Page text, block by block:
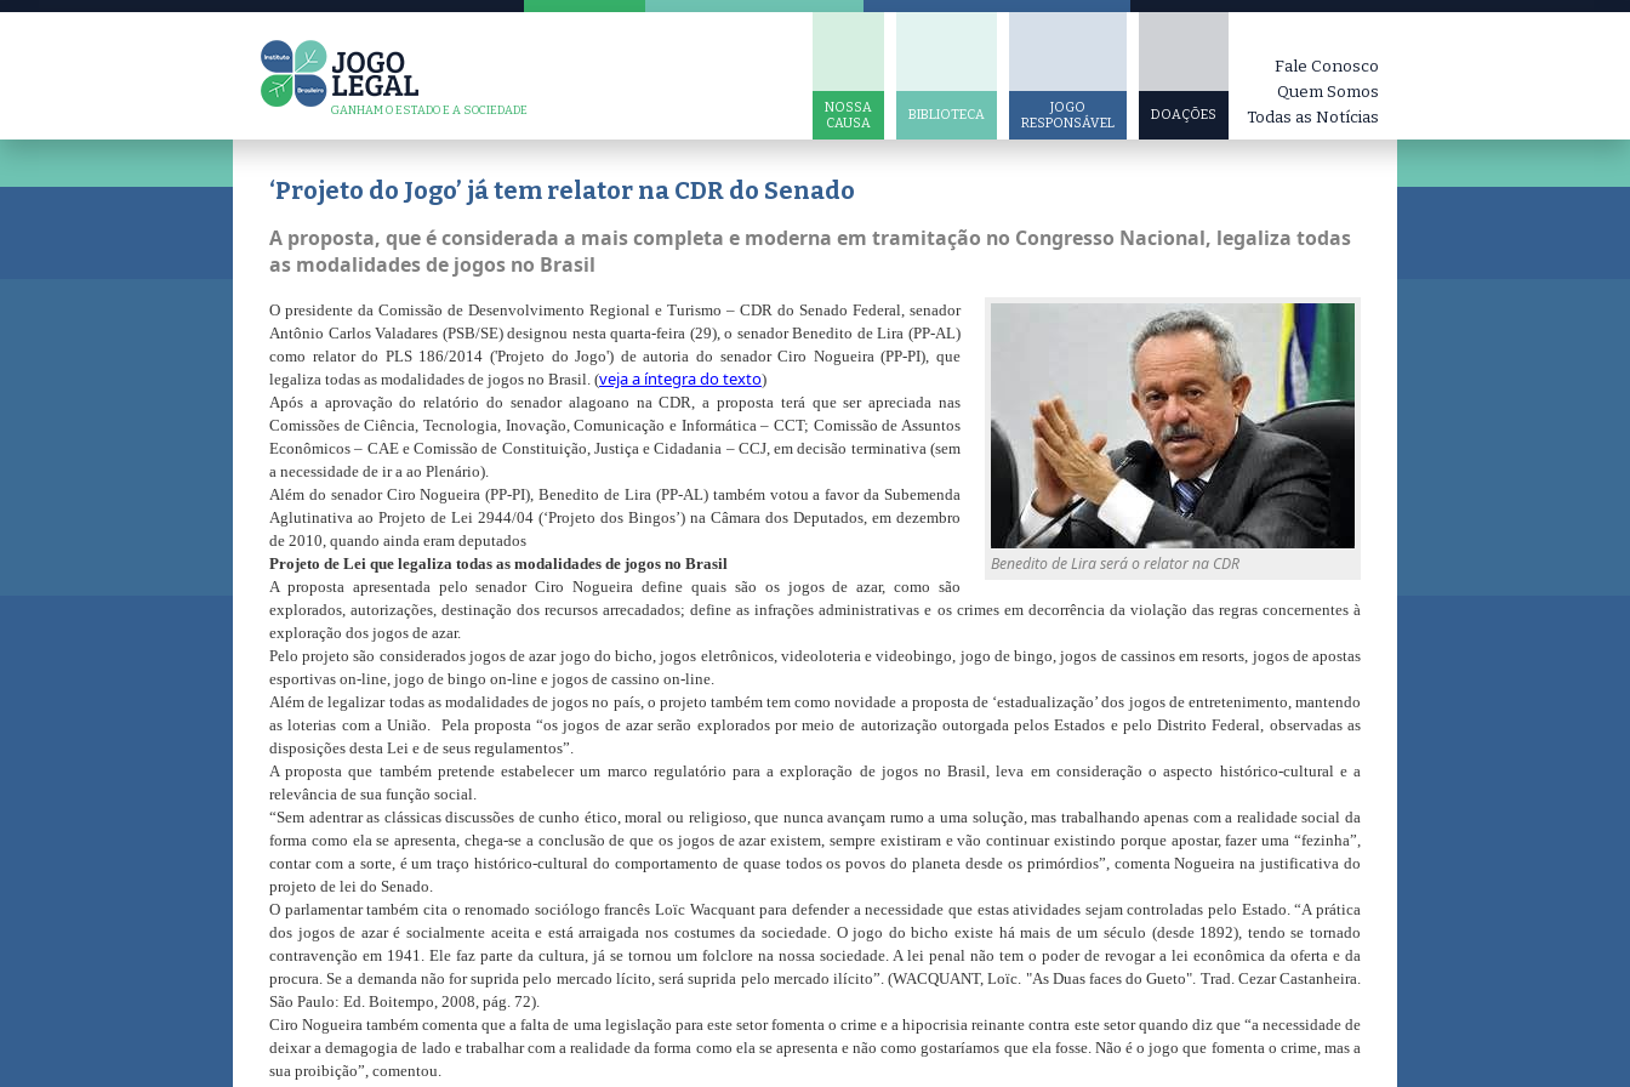
Fale Conosco
Quem Somos
Todas as Notícias
DOAÇÕES
JOGO
RESPONSÁVEL
BIBLIOTECA
NOSSA
CAUSA
GANHAM O ESTADO E A SOCIEDADE
‘Projeto do Jogo’ já tem relator na CDR do Senado
A proposta, que é considerada a mais completa e moderna em tramitação no Congresso Nacional, legaliza todas
as modalidades de jogos no Brasil
Benedito de Lira será o relator na CDR
O presidente da Comissão de Desenvolvimento Regional e Turismo – CDR do Senado Federal, senador
Antônio Carlos Valadares (PSB/SE) designou nesta quarta-feira (29), o senador Benedito de Lira (PP-AL)
como relator do PLS 186/2014 ('Projeto do Jogo') de autoria do senador Ciro Nogueira (PP-PI), que
legaliza todas as modalidades de jogos no Brasil. (veja a íntegra do texto)
Após a aprovação do relatório do senador alagoano na CDR, a proposta terá que ser apreciada nas
Comissões de Ciência, Tecnologia, Inovação, Comunicação e Informática – CCT; Comissão de Assuntos
Econômicos – CAE e Comissão de Constituição, Justiça e Cidadania – CCJ, em decisão terminativa (sem
a necessidade de ir a ao Plenário).
Além do senador Ciro Nogueira (PP-PI), Benedito de Lira (PP-AL) também votou a favor da Subemenda
Aglutinativa ao Projeto de Lei 2944/04 (‘Projeto dos Bingos’) na Câmara dos Deputados, em dezembro
de 2010, quando ainda eram deputados
Projeto de Lei que legaliza todas as modalidades de jogos no Brasil
A proposta apresentada pelo senador Ciro Nogueira define quais são os jogos de azar, como são
explorados, autorizações, destinação dos recursos arrecadados; define as infrações administrativas e os crimes em decorrência da violação das regras concernentes à
exploração dos jogos de azar.
Pelo projeto são considerados jogos de azar jogo do bicho, jogos eletrônicos, videoloteria e videobingo, jogo de bingo, jogos de cassinos em resorts, jogos de apostas
esportivas on-line, jogo de bingo on-line e jogos de cassino on-line.
Além de legalizar todas as modalidades de jogos no país, o projeto também tem como novidade a proposta de ‘estadualização’ dos jogos de entretenimento, mantendo
as loterias com a União.
Pela proposta “os jogos de azar serão explorados por meio de autorização outorgada pelos Estados e pelo Distrito Federal, observadas as
disposições desta Lei e de seus regulamentos”.
A proposta que também pretende estabelecer um marco regulatório para a exploração de jogos no Brasil, leva em consideração o aspecto histórico-cultural e a
relevância de sua função social.
“Sem adentrar as clássicas discussões de cunho ético, moral ou religioso, que nunca avançam rumo a uma solução, mas trabalhando apenas com a realidade social da
forma como ela se apresenta, chega-se a conclusão de que os jogos de azar existem, sempre existiram e vão continuar existindo porque apostar, fazer uma “fezinha”,
contar com a sorte, é um traço histórico-cultural do comportamento de quase todos os povos do planeta desde os primórdios”, comenta Nogueira na justificativa do
projeto de lei do Senado.
O parlamentar também cita o renomado sociólogo francês Loïc Wacquant para defender a necessidade que estas atividades sejam controladas pelo Estado. “A prática
dos jogos de azar é socialmente aceita e está arraigada nos costumes da sociedade. O jogo do bicho existe há mais de um século (desde 1892), tendo se tornado
contravenção em 1941. Ele faz parte da cultura, já se tornou um folclore na nossa sociedade. A lei penal não tem o poder de revogar a lei econômica da oferta e da
procura. Se a demanda não for suprida pelo mercado lícito, será suprida pelo mercado ilícito”. (WACQUANT, Loïc. "As Duas faces do Gueto". Trad. Cezar Castanheira.
São Paulo: Ed. Boitempo, 2008, pág. 72).
Ciro Nogueira também comenta que a falta de uma legislação para este setor fomenta o crime e a hipocrisia reinante contra este setor quando diz que “a necessidade de
deixar a demagogia de lado e trabalhar com a realidade da forma como ela se apresenta e não como gostaríamos que ela fosse. Não é o jogo que fomenta o crime, mas a
sua proibição”, comentou.